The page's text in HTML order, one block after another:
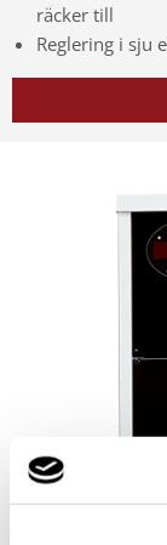
räcker till
Reglering i sju